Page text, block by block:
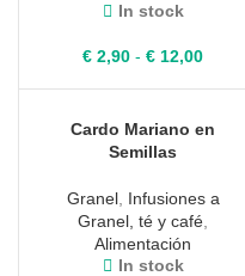
In stock
€ 2,90 - € 12,00Rango
desde
Cardo Mariano en
Semillas
Granel, Infusiones a
Granel, té y café
Alimentación
In stock